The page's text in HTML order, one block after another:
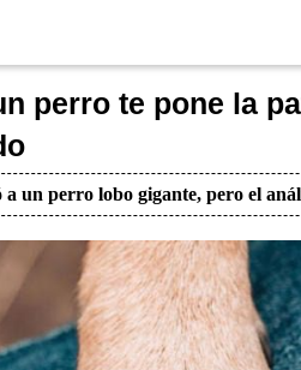
perro te pone la
a un perro lobo gigante, pero el